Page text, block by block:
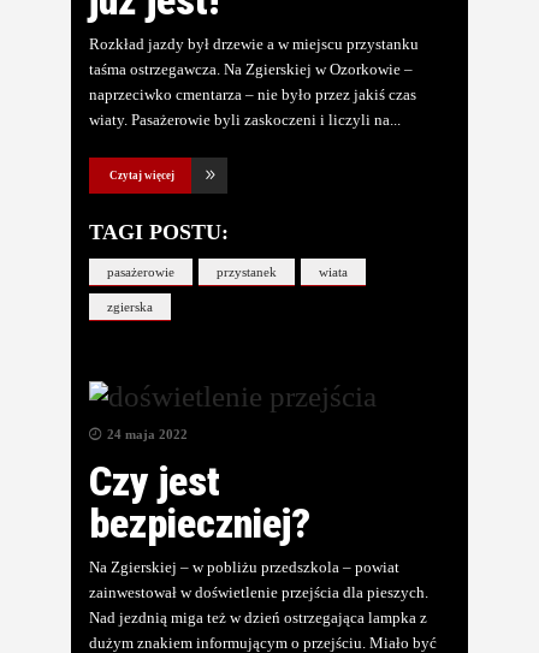
Rozkład jazdy był drzewie a w miejscu przystanku
taśma ostrzegawcza. Na Zgierskiej w Ozorkowie –
naprzeciwko cmentarza – nie było przez jakiś czas
wiaty. Pasażerowie byli zaskoczeni i liczyli na
Czytaj więcej
TAGI POSTU:
pasażerowie przystanek wiata
zgierska
24 maja 2022
Czy jest
bezpieczniej?
Na Zgierskiej – w pobliżu przedszkola – powiat
zainwestował w doświetlenie przejścia dla pieszych.
Nad jezdnią miga też w dzień ostrzegająca lampka z
dużym znakiem informującym o przejściu. Miało być